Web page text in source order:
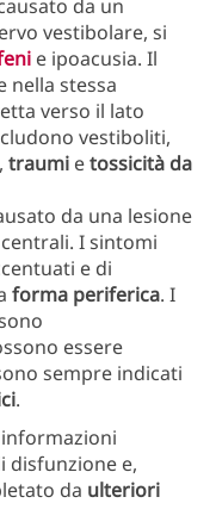
da un
vestibolare, si
e ipoacusia. Il
nella stessa
verso il lato
vestiboliti,
, traumi etossicità da
da una lesione
I sintomi
e di
forma periferica. I
essere
sempre indicati
.
disfunzione e,
da ulteriori